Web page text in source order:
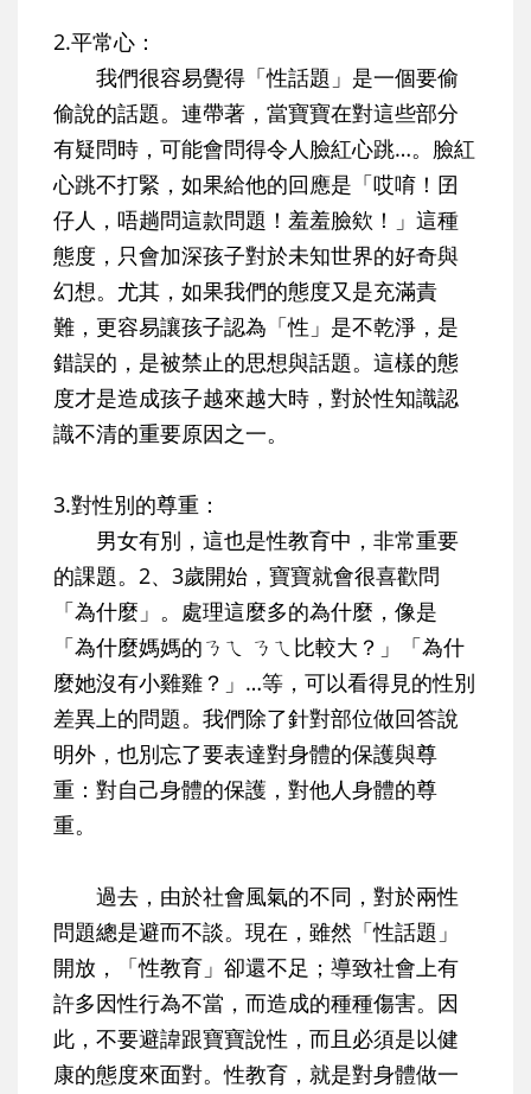
2.平常心：
我們很容易覺得「性話題」是一個要偷
偷說的話題。連帶著，當寶寶在對這些部分
有疑問時，可能會問得令人臉紅心跳…。臉紅
心跳不打緊，如果給他的回應是「哎唷！囝
仔人，唔趟問這款問題！羞羞臉欸！」這種
態度，只會加深孩子對於未知世界的好奇與
幻想。尤其，如果我們的態度又是充滿責
難，更容易讓孩子認為「性」是不乾淨，是
錯誤的，是被禁止的思想與話題。這樣的態
度才是造成孩子越來越大時，對於性知識認
識不清的重要原因之一。
3.對性別的尊重：
男女有別，這也是性教育中，非常重要
的課題。2、3歲開始，寶寶就會很喜歡問
「為什麼」。處理這麼多的為什麼，像是
「為什麼媽媽的ㄋㄟ ㄋㄟ比較大？」「為什
麼她沒有小雞雞？」…等，可以看得見的性別
差異上的問題。我們除了針對部位做回答說
明外，也別忘了要表達對身體的保護與尊
重：對自己身體的保護，對他人身體的尊
重。
過去，由於社會風氣的不同，對於兩性
問題總是避而不談。現在，雖然「性話題」
開放，「性教育」卻還不足；導致社會上有
許多因性行為不當，而造成的種種傷害。因
此，不要避諱跟寶寶說性，而且必須是以健
康的態度來面對。性教育，就是對身體做一